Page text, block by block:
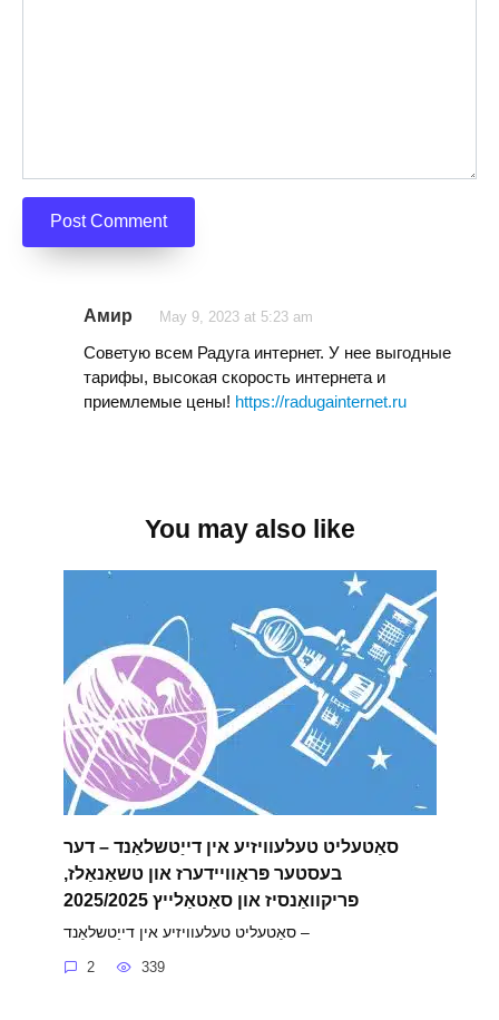
Амир May 9, 2023 at 5:23 am
Советую всем Радуга интернет. У нее выгодные
тарифы, высокая скорость интернета и
приемлемые цены! https://radugainternet.ru
You may also like
סאַטעליט טעלעוויזיע אין דייַטשלאַנד – דער
בעסטער פּראַוויידערז און טשאַנאַלז,
פריקוואַנסיז און סאַטאַלייץ 2025/2025
סאַטעליט טעלעוויזיע אין דייַטשלאַנד –
2 339